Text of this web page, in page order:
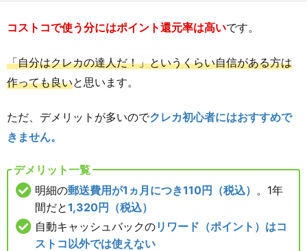
コストコで使う分にはポイント還元率は高いです。
「自分はクレカの達人だ！」というくらい自信がある方は
作っても良いと思います。
ただ、デメリットが多いのでクレカ初心者にはおすすめで
きません。
デメリット一覧
明細の郵送費用が1ヵ月につき110円（税込） 。1年
間だと1,320円（税込）
自動キャッシュバックのリワード（ポイント）はコ
ストコ以外では使えない